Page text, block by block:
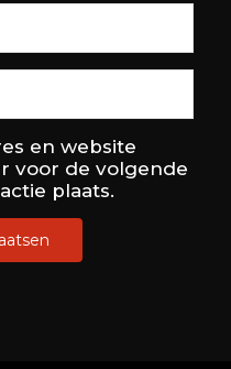
en website
voor de volgende
plaats.